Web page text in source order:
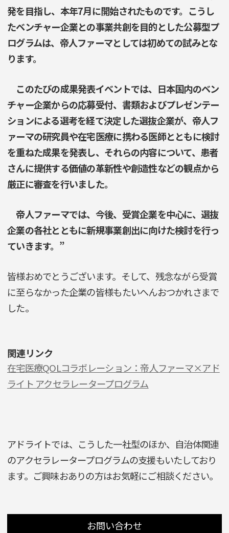
発を目指し、本年7月に開始されたものです。こうし
たベンチャー企業との事業共創を目的とした公募型プ
ログラムは、帝人ファーマとしては初めての試みとな
ります。
このたびの成果発表イベントでは、日本国内のベン
チャー企業からの応募受付、書類およびプレゼンテー
ションによる選考を経て決定した選抜企業が、帝人フ
ァーマの研究員や在宅医療に携わる医師とともに検討
を重ねた成果を発表し、それらの内容について、患者
さんに提供する価値の革新性や創造性などの観点から
厳正に審査を行いました。
帝人ファーマでは、今後、受賞企業を中心に、選抜
企業の各社とともに新規事業創出に向けた検討を行っ
ていきます。”
皆様おめでとうございます。そして、残念ながら受賞
に至らなかった企業の皆様もたいへんおつかれさまで
した。
関連リンク
在宅医療QOLコラボレーション：帝人ファーマ×アド
ライト アクセラレータープログラム
アドライトでは、こうした一社型のほか、自治体関連
のアクセラレータープログラムの支援もいたしており
ます。ご興味おありの方はお気軽にご相談ください。
お問い合わせ